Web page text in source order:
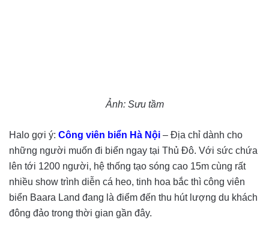
Ảnh: Sưu tầm
Halo gợi ý: Công viên biển Hà Nội – Địa chỉ dành cho
những người muốn đi biển ngay tại Thủ Đô. Với sức chứa
lên tới 1200 người, hệ thống tạo sóng cao 15m cùng rất
nhiều show trình diễn cá heo, tinh hoa bắc thì công viên
biển Baara Land đang là điểm đến thu hút lượng du khách
đông đảo trong thời gian gần đây.